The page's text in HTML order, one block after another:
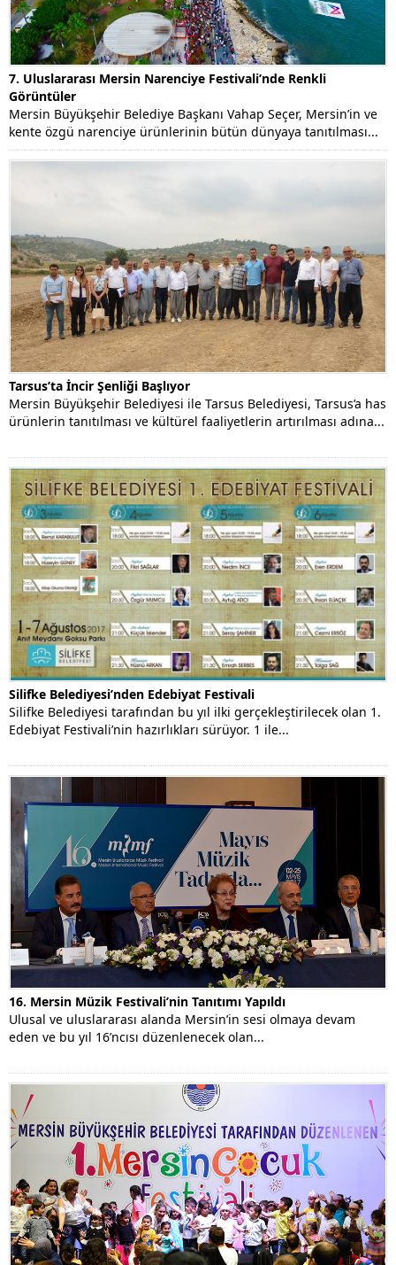
7. Uluslararası Mersin Narenciye Festivali’nde Renkli
Görüntüler
Mersin Büyükşehir Belediye Başkanı Vahap Seçer, Mersin’in ve
kente özgü narenciye ürünlerinin bütün dünyaya tanıtılması...
Tarsus’ta İncir Şenliği Başlıyor
Mersin Büyükşehir Belediyesi ile Tarsus Belediyesi, Tarsus’a has
ürünlerin tanıtılması ve kültürel faaliyetlerin artırılması adına...
Silifke Belediyesi’nden Edebiyat Festivali
Silifke Belediyesi tarafından bu yıl ilki gerçekleştirilecek olan 1.
Edebiyat Festivali’nin hazırlıkları sürüyor. 1 ile...
16. Mersin Müzik Festivali’nin Tanıtımı Yapıldı
Ulusal ve uluslararası alanda Mersin’in sesi olmaya devam
eden ve bu yıl 16’ncısı düzenlenecek olan...